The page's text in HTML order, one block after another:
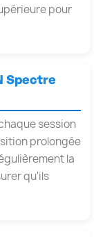
pour
Spectre
session
prolongée
la
qu'ils